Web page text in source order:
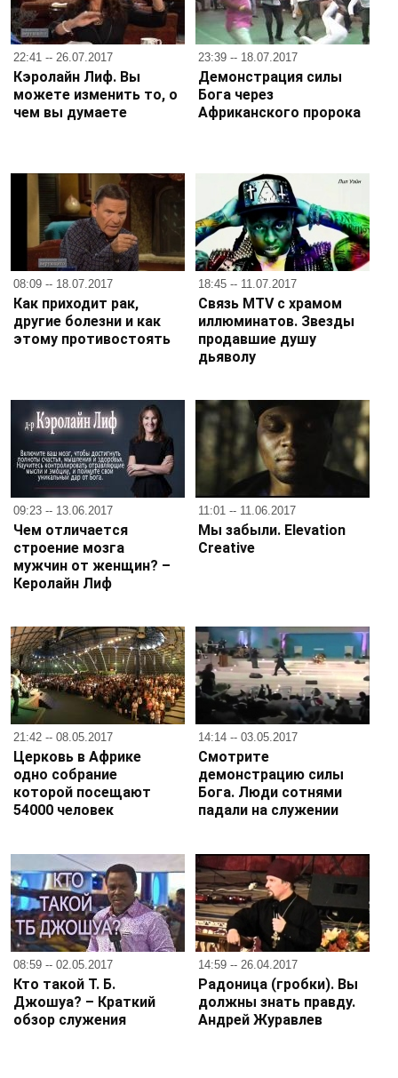
22:41 -- 26.07.2017
Кэролайн Лиф. Вы
можете изменить то, о
чем вы думаете
23:39 -- 18.07.2017
Демонстрация силы
Бога через
Африканского пророка
08:09 -- 18.07.2017
Как приходит рак,
другие болезни и как
этому противостоять
18:45 -- 11.07.2017
Связь MTV с храмом
иллюминатов. Звезды
продавшие душу
дьяволу
09:23 -- 13.06.2017
Чем отличается
строение мозга
мужчин от женщин? –
Керолайн Лиф
11:01 -- 11.06.2017
Мы забыли. Elevation
Creative
21:42 -- 08.05.2017
Церковь в Африке
одно собрание
которой посещают
54000 человек
14:14 -- 03.05.2017
Смотрите
демонстрацию силы
Бога. Люди сотнями
падали на служении
08:59 -- 02.05.2017
Кто такой Т. Б.
Джошуа? – Краткий
обзор служения
14:59 -- 26.04.2017
Радоница (гробки). Вы
должны знать правду.
Андрей Журавлев